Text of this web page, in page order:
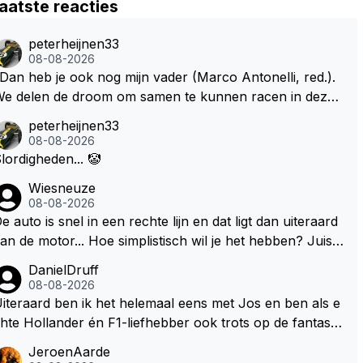
reacties
peterheijnen33
08-08-2026
heb je ook nog mijn vader (Marco Antonelli, red.).
delen de droom om samen te kunnen racen in dezelf
met Kimi en Marco én Max én Jos? ;)
peterheijnen33
08-08-2026
🤡
Wiesneuze
08-08-2026
auto is snel in een rechte lijn en dat ligt dan uiteraard
de motor... Hoe simplistisch wil je het hebben? Juist i
belangrijk. Heeft Red Bull bochtgrip opgegeven voor t
Dat is iets wat vaker gebeurd is, zeker met V
aan bet stuur.
DanielDruff
08-08-2026
ben ik het helemaal eens met Jos en ben als e
Hollander én F1-liefhebber ook trots op de fantastis
JeroenAarde